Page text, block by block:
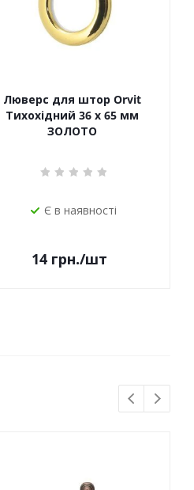
Люверс для штор Orvit
Тихохідний 36 х 65 мм
ЗОЛОТО
Є в наявності
14 грн./шт